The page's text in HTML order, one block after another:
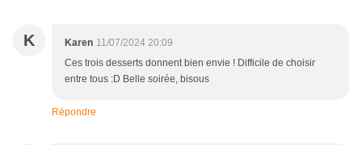
K Karen 11/07/2024 20:09
Ces trois desserts donnent bien envie ! Difficile de choisir
entre tous :D Belle soirée, bisous
Répondre